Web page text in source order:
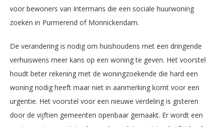
voor bewoners van Intermaris die een sociale huurwoning
zoeken in Purmerend of Monnickendam.
De verandering is nodig om huishoudens met een dringende
verhuiswens meer kans op een woning te geven. Het voorstel
houdt beter rekening met de woningzoekende die hard een
woning nodig heeft maar niet in aanmerking komt voor een
urgentie. Het voorstel voor een nieuwe verdeling is gisteren
door de vijftien gemeenten openbaar gemaakt. Er wordt een